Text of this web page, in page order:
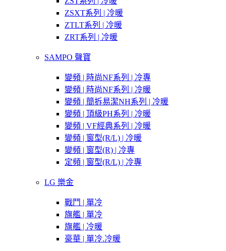
ZSXT系列 | 冷暖
ZTLT系列 | 冷暖
ZRT系列 | 冷暖
SAMPO 聲寶
變頻 | 時尚NF系列 | 冷專
變頻 | 時尚NF系列 | 冷暖
變頻 | 簡拆易潔NH系列 | 冷暖
變頻 | 頂級PH系列 | 冷暖
變頻 | VF經典系列 | 冷暖
變頻 | 窗型(R/L) | 冷暖
變頻 | 窗型(R) | 冷專
定頻 | 窗型(R/L) | 冷專
LG 樂金
戰鬥 | 單冷
旗艦 | 單冷
旗艦 | 冷暖
豪華 | 單冷.冷暖